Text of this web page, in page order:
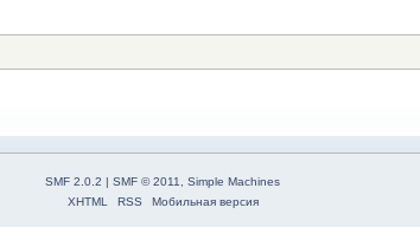
SMF 2.0.2 |SMF © 2011 ,Simple Machines
XHTML
RSS Мобильная версия